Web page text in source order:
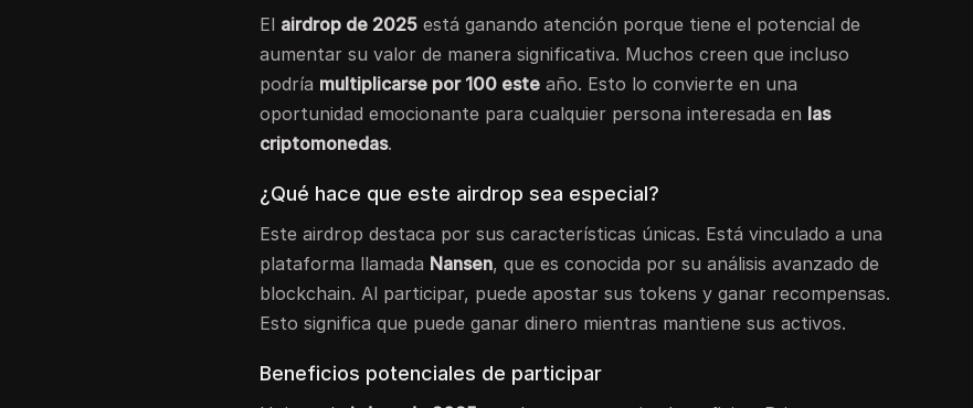
El airdrop de 2025 está ganando atención porque tiene el potencial de
aumentar su valor de manera significativa. Muchos creen que incluso
podría multiplicarse por 100 este año. Esto lo convierte en una
oportunidad emocionante para cualquier persona interesada en las
criptomonedas.
¿Qué hace que este airdrop sea especial?
Este airdrop destaca por sus características únicas. Está vinculado a una
plataforma llamada Nansen, que es conocida por su análisis avanzado de
blockchain. Al participar, puede apostar sus tokens y ganar recompensas.
Esto significa que puede ganar dinero mientras mantiene sus activos.
Beneficios potenciales de participar